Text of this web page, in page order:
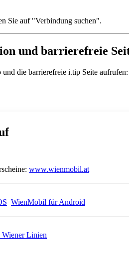
Sie auf "Verbindung suchen".
und barrierefreie
die barrierefreie i.tip Seite aufrufen:
www.wienmobil.atÖffnet in
Öffnet in einem neuen Tab
WienMobil für Android
Wiener Linien